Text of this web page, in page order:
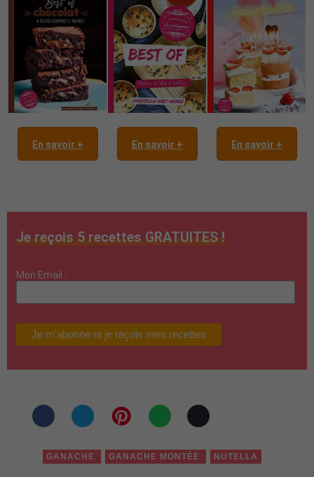
En savoir + En savoir + En savoir +
Je reçois 5 recettes GRATUITES !
Mon Email :
GANACHE GANACHE MONTÉE NUTELLA